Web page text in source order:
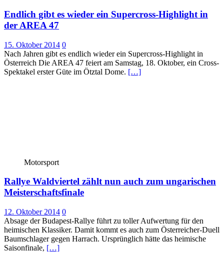
Endlich gibt es wieder ein Supercross-Highlight in
der AREA 47
15. Oktober 2014 0
Nach Jahren gibt es endlich wieder ein Supercross-Highlight in
Österreich Die AREA 47 feiert am Samstag, 18. Oktober, ein Cross-
Spektakel erster Güte im Ötztal Dome. […]
Motorsport
Rallye Waldviertel zählt nun auch zum ungarischen
Meisterschaftsfinale
12. Oktober 2014 0
Absage der Budapest-Rallye führt zu toller Aufwertung für den
heimischen Klassiker. Damit kommt es auch zum Österreicher-Duell
Baumschlager gegen Harrach. Ursprünglich hätte das heimische
Saisonfinale, […]